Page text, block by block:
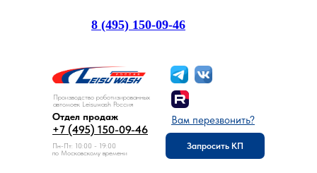
Производство роботизированных
автомоек Leisuwash Россия
+7 (495) 150-09-46
Отдел продаж
Пн-Пт: 10:00 - 19:00
по Московскому времени
Вам перезвонить?
Запросить КП
8 (495) 150-09-46